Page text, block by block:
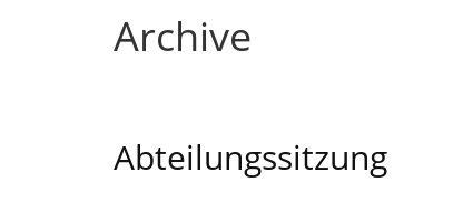
Archive
Abteilungssitzung